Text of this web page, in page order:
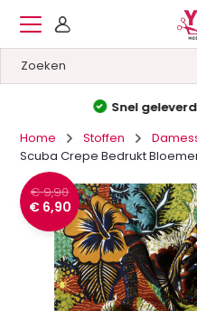
Hoge
Home
Stoffen
Scuba Crepe Bedrukt
€ 9,90
€ 6,90